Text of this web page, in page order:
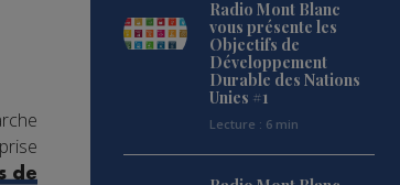
de
Radio Mont Blanc
vous présente les
Objectifs de
Développement
Durable des Nations
Unies #1
Lecture : 6 min